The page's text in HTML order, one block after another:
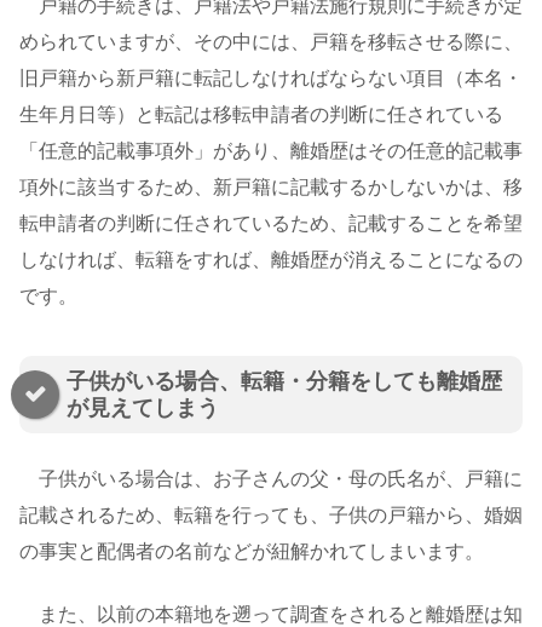
戸籍の手続きは、戸籍法や戸籍法施行規則に手続きが定
められていますが、その中には、戸籍を移転させる際に、
旧戸籍から新戸籍に転記しなければならない項目（本名・
生年月日等）と転記は移転申請者の判断に任されている
「任意的記載事項外」があり、離婚歴はその任意的記載事
項外に該当するため、新戸籍に記載するかしないかは、移
転申請者の判断に任されているため、記載することを希望
しなければ、転籍をすれば、離婚歴が消えることになるの
です。
子供がいる場合、転籍・分籍をしても離婚歴
が見えてしまう
子供がいる場合は、お子さんの父・母の氏名が、戸籍に
記載されるため、転籍を行っても、子供の戸籍から、婚姻
の事実と配偶者の名前などが紐解かれてしまいます。
また、以前の本籍地を遡って調査をされると離婚歴は知